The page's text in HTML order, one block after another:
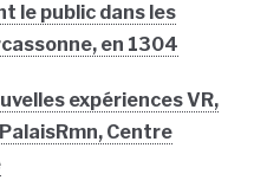
le public dans les
en 1304
expériences VR,
Centre